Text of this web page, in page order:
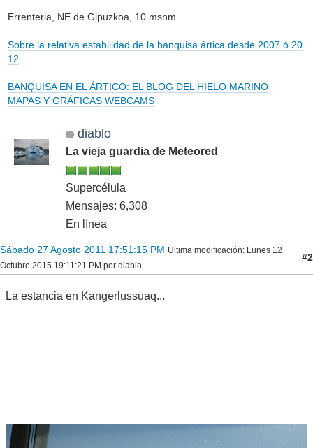
Errenteria, NE de Gipuzkoa, 10 msnm.
Sobre la relativa estabilidad de la banquisa ártica desde 2007 ó 20
12
BANQUISA EN EL ÁRTICO: EL BLOG DEL HIELO MARINO
MAPAS Y GRÁFICAS WEBCAMS
diablo
La vieja guardia de Meteored
Supercélula
Mensajes: 6,308
En línea
Sábado 27 Agosto 2011 17:51:15 PM Ultima modificación: Lunes 12
Octubre 2015 19:11:21 PM por diablo
#2
La estancia en Kangerlussuaq...